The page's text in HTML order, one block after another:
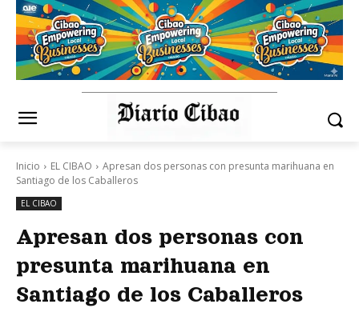
Inicio EL CIBAO
Apresan dos personas con presunta marihuana en
Santiago de los Caballeros
EL CIBAO
Apresan dos personas con
presunta marihuana en
Santiago de los Caballeros